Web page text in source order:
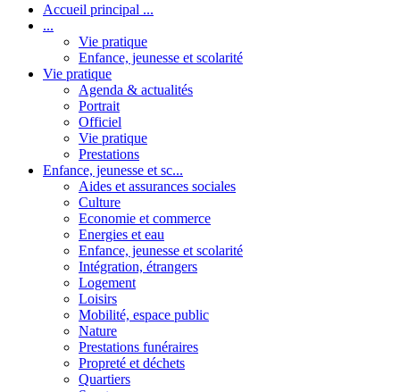
Accueil principal ...
...
Vie pratique
Enfance, jeunesse et scolarité
Vie pratique
Agenda & actualités
Portrait
Officiel
Vie pratique
Prestations
Enfance, jeunesse et sc...
Aides et assurances sociales
Culture
Economie et commerce
Energies et eau
Enfance, jeunesse et scolarité
Intégration, étrangers
Logement
Loisirs
Mobilité, espace public
Nature
Prestations funéraires
Propreté et déchets
Quartiers